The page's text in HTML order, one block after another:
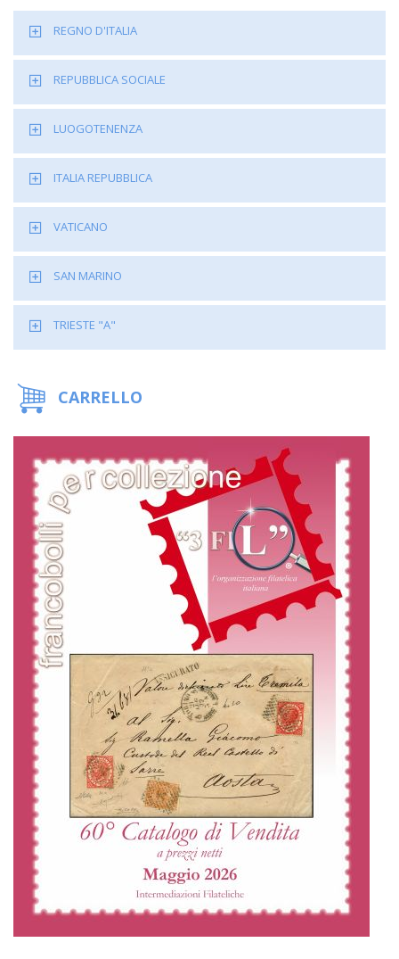
REGNO D'ITALIA
REPUBBLICA SOCIALE
LUOGOTENENZA
ITALIA REPUBBLICA
VATICANO
SAN MARINO
TRIESTE "A"
CARRELLO